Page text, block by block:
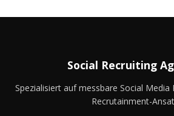
Social Recruiting
Spezialisiert auf messbare Social
Recrutainment-